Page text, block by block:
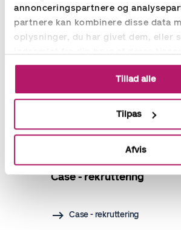
annonceringspartnere og
partnere kan kombinere disse data
oplysninger, du har givet dem, eller
indsamlet fra din brug af deres
Tillad alle
Tilpas
Afvis
Case - rekruttering
Case - rekruttering